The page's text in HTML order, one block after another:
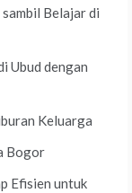
Belajar di
Ubud dengan
Keluarga
Bogor
Efisien untuk